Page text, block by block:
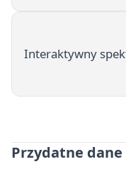
Interaktywny
Przydatne